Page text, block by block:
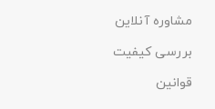
مشاوره آنلاین
بررسی کیفیت
قوانین